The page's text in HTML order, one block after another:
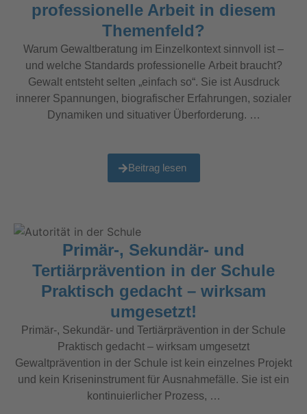
professionelle Arbeit in diesem
Themenfeld?
Warum Gewaltberatung im Einzelkontext sinnvoll ist –
und welche Standards professionelle Arbeit braucht?
Gewalt entsteht selten „einfach so“. Sie ist Ausdruck
innerer Spannungen, biografischer Erfahrungen, sozialer
Dynamiken und situativer Überforderung. …
Beitrag lesen
Primär-, Sekundär- und
Tertiärprävention in der Schule
Praktisch gedacht – wirksam
umgesetzt!
Primär-, Sekundär- und Tertiärprävention in der Schule
Praktisch gedacht – wirksam umgesetzt
Gewaltprävention in der Schule ist kein einzelnes Projekt
und kein Kriseninstrument für Ausnahmefälle. Sie ist ein
kontinuierlicher Prozess, …